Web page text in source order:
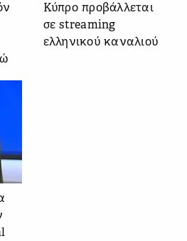
Κύπρο προβάλλεται
σε streaming
ελληνικού καναλιού